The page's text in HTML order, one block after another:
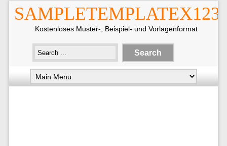
Kostenloses Muster-, Beispiel- und Vorlagenformat